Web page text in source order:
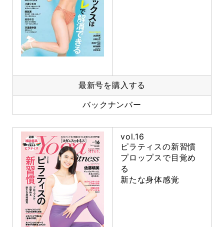
最新号を購入する
バックナンバー
vol.16
ピラティスの新習慣
プロップスで目覚め
る
新たな身体感覚